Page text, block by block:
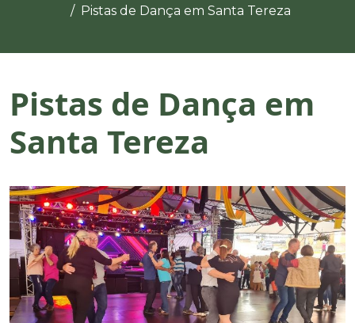
Pistas de Dança em Santa Tereza
Pistas de Dança em
Santa Tereza